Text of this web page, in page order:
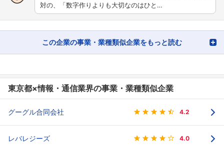
対の、「数字作りよりも大切なのはひと…
この企業の事業・業種類似企業をもっと読む
東京都×情報・通信業界の事業・業種類似企業
グーグル合同会社 4.2
レバレジーズ 4.0